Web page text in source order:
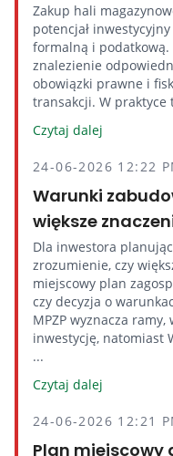
Zakup hali
potencjał
formalną i
znalezienie
obowiązki prawne i
transakcji. W praktyce
Czytaj dalej
24-06-2026 12:22
Warunki
większe
Dla inwestora
zrozumienie, czy
miejscowy plan
czy decyzja o
MPZP wyznacza
inwestycję, natomiast
...
Czytaj dalej
24-06-2026 12:21
Plan miejscowy